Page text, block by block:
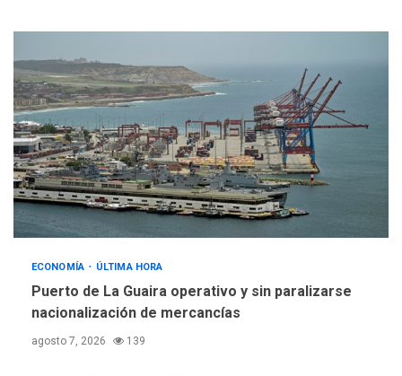
ECONOMÍA ÚLTIMA HORA
Puerto de La Guaira operativo y sin paralizarse
nacionalización de mercancías
agosto 7, 2026 139